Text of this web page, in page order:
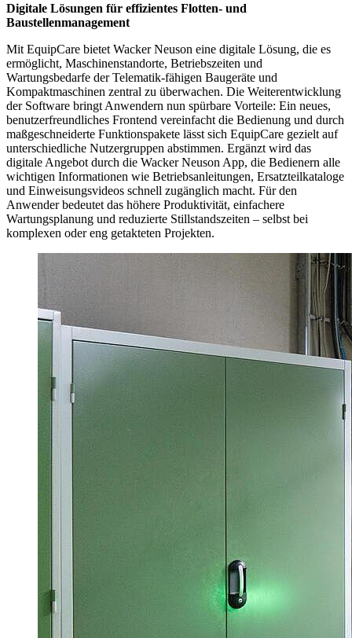
Digitale Lösungen für effizientes Flotten- und
Baustellenmanagement
Mit EquipCare bietet Wacker Neuson eine digitale Lösung, die es
ermöglicht, Maschinenstandorte, Betriebszeiten und
Wartungsbedarfe der Telematik-fähigen Baugeräte und
Kompaktmaschinen zentral zu überwachen. Die Weiterentwicklung
der Software bringt Anwendern nun spürbare Vorteile: Ein neues,
benutzerfreundliches Frontend vereinfacht die Bedienung und durch
maßgeschneiderte Funktionspakete lässt sich EquipCare gezielt auf
unterschiedliche Nutzergruppen abstimmen. Ergänzt wird das
digitale Angebot durch die Wacker Neuson App, die Bedienern alle
wichtigen Informationen wie Betriebsanleitungen, Ersatzteilkataloge
und Einweisungsvideos schnell zugänglich macht. Für den
Anwender bedeutet das höhere Produktivität, einfachere
Wartungsplanung und reduzierte Stillstandszeiten – selbst bei
komplexen oder eng getakteten Projekten.